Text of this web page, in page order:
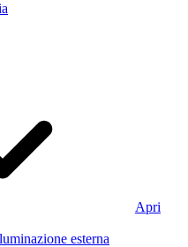
Apri
esterna